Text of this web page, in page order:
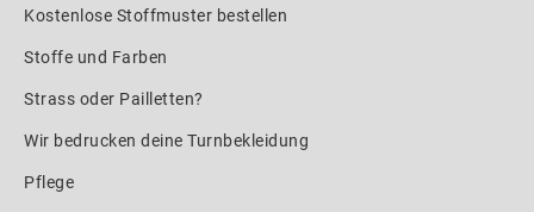
Kostenlose Stoffmuster bestellen
Stoffe und Farben
Strass oder Pailletten?
Wir bedrucken deine Turnbekleidung
Pflege